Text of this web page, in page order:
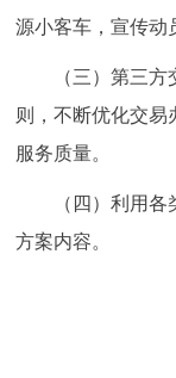
源小客车，宣传动
（三）第三方交
则，不断优化交易
服务质量。
（四）利用各类
方案内容。